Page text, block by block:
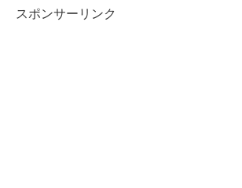
スポンサーリンク